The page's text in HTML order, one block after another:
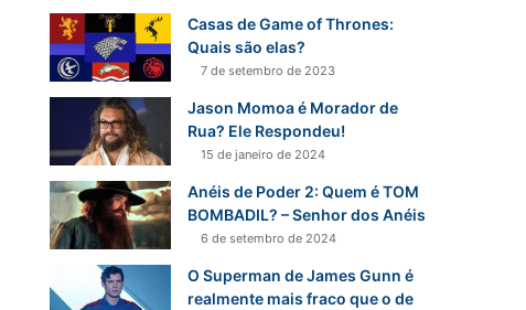
Casas de Game of Thrones:
Quais são elas?
7 de setembro de 2023
Jason Momoa é Morador de
Rua? Ele Respondeu!
15 de janeiro de 2024
Anéis de Poder 2: Quem é TOM
BOMBADIL? – Senhor dos Anéis
6 de setembro de 2024
O Superman de James Gunn é
realmente mais fraco que o de